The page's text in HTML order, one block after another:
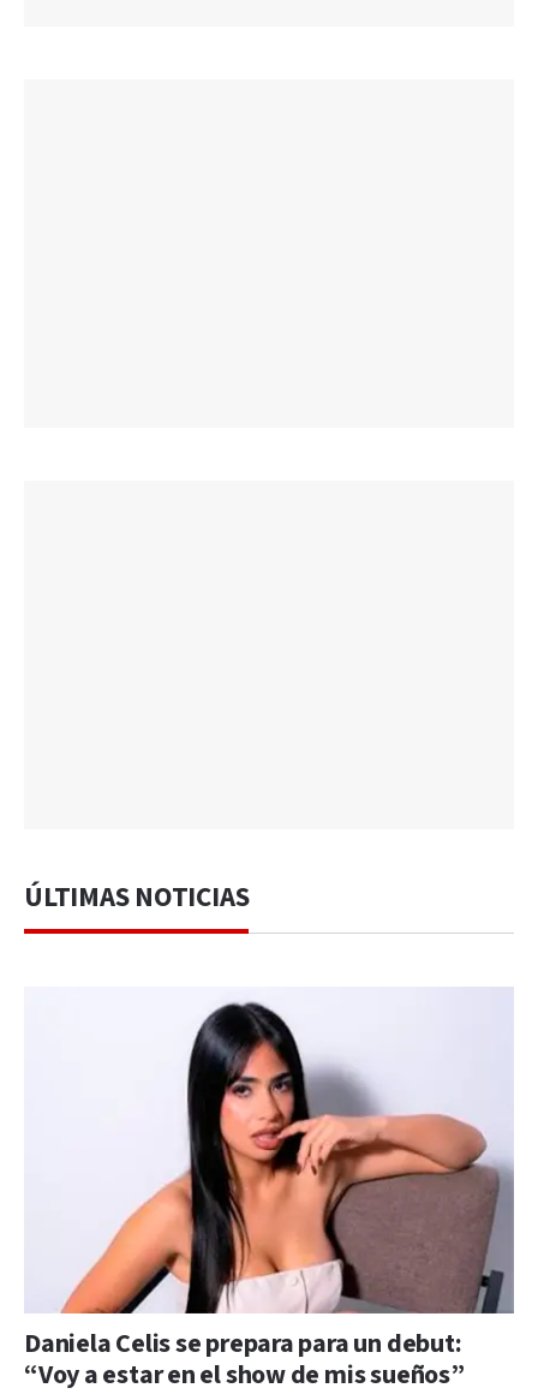
ÚLTIMAS NOTICIAS
Daniela Celis se prepara para un debut:
“Voy a estar en el show de mis sueños”